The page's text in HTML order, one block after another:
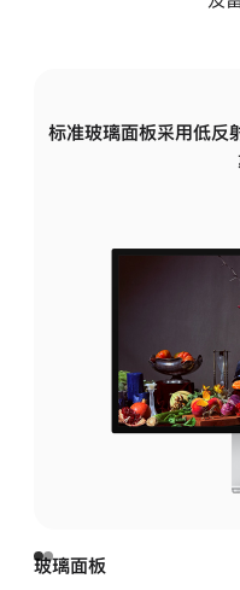
标准玻璃面板采用低反
玻璃面板